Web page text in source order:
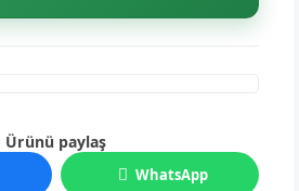
Ürünü paylaş
WhatsApp